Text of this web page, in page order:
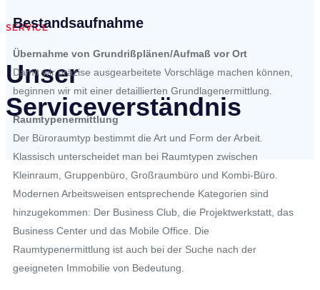
SERVICE
Unser
Serviceverständnis
Bestandsaufnahme
Übernahme von Grundrißplänen/Aufmaß vor Ort
Damit wir präzise ausgearbeitete Vorschläge machen können,
beginnen wir mit einer detaillierten Grundlagenermittlung.
Raumtypenermittlung
Der Büroraumtyp bestimmt die Art und Form der Arbeit.
Klassisch unterscheidet man bei Raumtypen zwischen
Kleinraum, Gruppenbüro, Großraumbüro und Kombi-Büro.
Modernen Arbeitsweisen entsprechende Kategorien sind
hinzugekommen: Der Business Club, die Projektwerkstatt, das
Business Center und das Mobile Office. Die
Raumtypenermittlung ist auch bei der Suche nach der
geeigneten Immobilie von Bedeutung.